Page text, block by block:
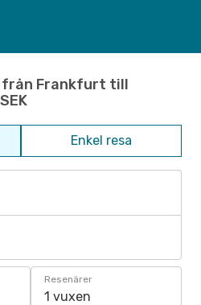
från Frankfurt till
Enkel resa
Resenärer
1 vuxen